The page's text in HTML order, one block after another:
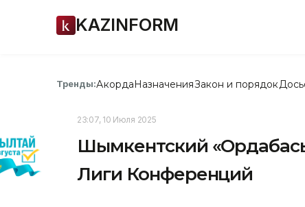
KAZINFORM
Тренды:АкордаНазначенияЗакон и порядок
23:07, 10 Июля 2025
Шымкентский
Лиги Конференций